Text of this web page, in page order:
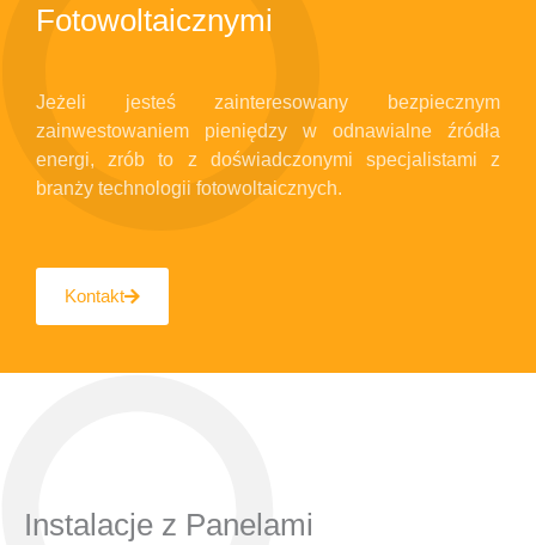
Fotowoltaicznymi
Jeżeli jesteś zainteresowany bezpiecznym
zainwestowaniem pieniędzy w odnawialne źródła
energi, zrób to z doświadczonymi specjalistami z
branży technologii fotowoltaicznych.
Kontakt
Instalacje z Panelami